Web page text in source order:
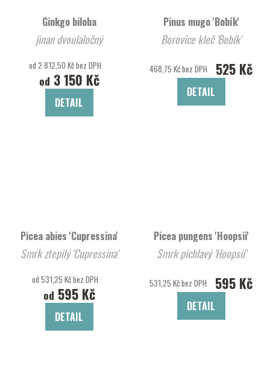
Ginkgo biloba
jinan dvoulaločný
od 2 812,50 Kč bez DPH
od 3 150 Kč
DETAIL
Pinus mugo 'Bobík'
Borovice kleč 'Bobík'
468,75 Kč bez DPH 525 Kč
DETAIL
Picea abies 'Cupressina'
Smrk ztepilý 'Cupressina'
od 531,25 Kč bez DPH
od 595 Kč
DETAIL
Picea pungens 'Hoopsii'
Smrk pichlavý 'Hoopsii'
531,25 Kč bez DPH 595 Kč
DETAIL